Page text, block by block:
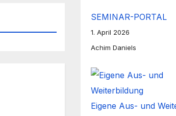
SEMINAR-PORTAL
1. April 2026
Achim Daniels
Eigene Aus- und